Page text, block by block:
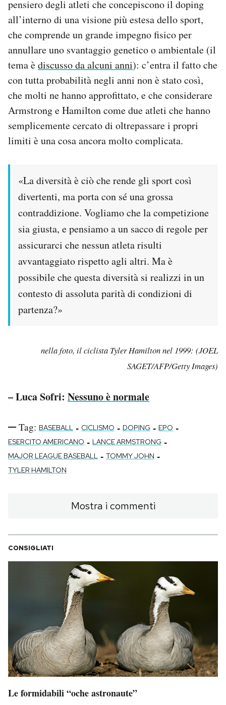
pensiero degli atleti che concepiscono il doping
all’interno di una visione più estesa dello sport,
che comprende un grande impegno fisico per
annullare uno svantaggio genetico o ambientale (il
tema èdiscusso da alcuni anni): c’entra il fatto che
con tutta probabilità negli anni non è stato così,
che molti ne hanno approfittato, e che considerare
Armstrong e Hamilton come due atleti che hanno
semplicemente cercato di oltrepassare i propri
limiti è una cosa ancora molto complicata.
«La diversità è ciò che rende gli sport così
divertenti, ma porta con sé una grossa
contraddizione. Vogliamo che la competizione
sia giusta, e pensiamo a un sacco di regole per
assicurarci che nessun atleta risulti
avvantaggiato rispetto agli altri. Ma è
possibile che questa diversità si realizzi in un
contesto di assoluta parità di condizioni di
partenza?»
nella foto, il ciclista Tyler Hamilton nel 1999: (JOEL
SAGET/AFP/Getty Images)
– Luca Sofri: Nessuno è normale
Tag: BASEBALL - CICLISMO - DOPING - EPO -
ESERCITO AMERICANO - LANCE ARMSTRONG -
MAJOR LEAGUE BASEBALL - TOMMY JOHN -
TYLER HAMILTON
Mostra i commenti
CONSIGLIATI
Le formidabili “oche astronaute”